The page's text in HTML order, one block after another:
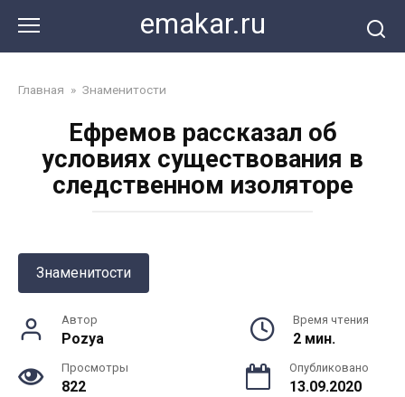
контенту
emakar.ru
Главная » Знаменитости
Ефремов рассказал об
условиях существования в
следственном изоляторе
Знаменитости
Автор
Pozya
Время чтения
2 мин.
Просмотры
822
Опубликовано
13.09.2020